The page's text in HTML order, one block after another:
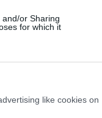
or Sharing
for which it
like cookies on
életét tárja
kommunista
portré egy
vizuális
a világon élő
az emberi
A film